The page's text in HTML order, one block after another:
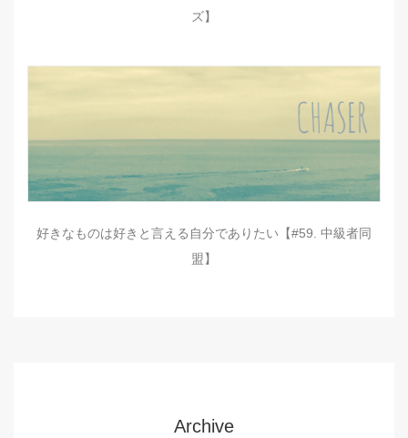
ズ】
好きなものは好きと言える自分でありたい【#59. 中級者同
盟】
Archive